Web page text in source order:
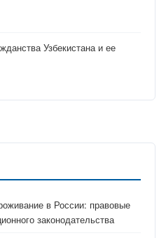
Узбекистана и ее
в России: правовые
законодательства